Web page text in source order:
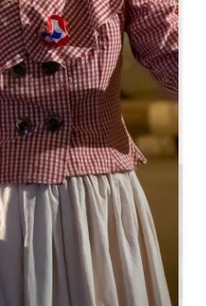
L A S O N D
APERTURA
G
AM
PM
V
AM
PM
S
AM
PM
D
AM
PM